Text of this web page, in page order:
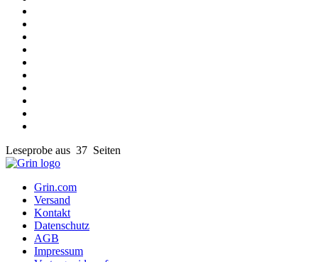
Leseprobe aus 37 Seiten
Grin.com
Versand
Kontakt
Datenschutz
AGB
Impressum